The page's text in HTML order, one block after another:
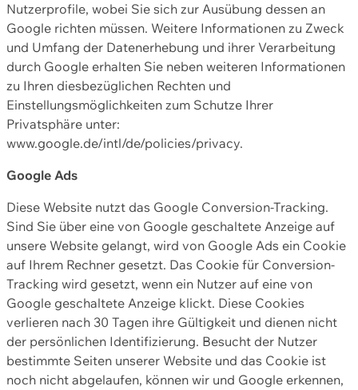
Nutzerprofile, wobei Sie sich zur Ausübung dessen an
Google richten müssen. Weitere Informationen zu Zweck
und Umfang der Datenerhebung und ihrer Verarbeitung
durch Google erhalten Sie neben weiteren Informationen
zu Ihren diesbezüglichen Rechten und
Einstellungsmöglichkeiten zum Schutze Ihrer
Privatsphäre unter:
www.google.de/intl/de/policies/privacy.
Google Ads
Diese Website nutzt das Google Conversion-Tracking.
Sind Sie über eine von Google geschaltete Anzeige auf
unsere Website gelangt, wird von Google Ads ein Cookie
auf Ihrem Rechner gesetzt. Das Cookie für Conversion-
Tracking wird gesetzt, wenn ein Nutzer auf eine von
Google geschaltete Anzeige klickt. Diese Cookies
verlieren nach 30 Tagen ihre Gültigkeit und dienen nicht
der persönlichen Identifizierung. Besucht der Nutzer
bestimmte Seiten unserer Website und das Cookie ist
noch nicht abgelaufen, können wir und Google erkennen,